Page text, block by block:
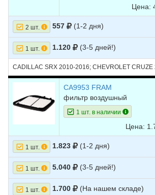
Цена:
2 шт. 557 (1-2 дня)
1 шт. 1.120 (3-5 дней!)
CADILLAC SRX 2010-2016; CHEVROLET CRUZE
CA9953 FRAM
фильтр воздушный
1 шт. в наличии
Цена:
1 шт. 1.823 (1-2 дня)
1 шт. 5.040 (3-5 дней!)
1 шт. 1.700 (На нашем складе)